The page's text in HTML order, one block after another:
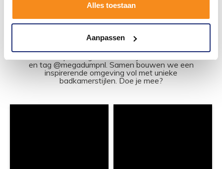
Alles toestaan
Aanpassen
#mijndroombadkamer
en tag @megadumpnl. Samen bouwen we een
inspirerende omgeving vol met unieke
badkamerstijlen. Doe je mee?